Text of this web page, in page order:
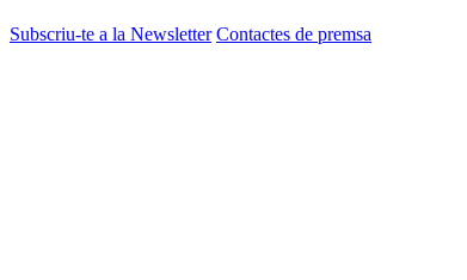
Subscriu-te a la Newsletter Contactes de premsa